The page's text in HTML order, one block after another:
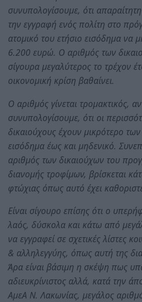
συνυπολογίσουμε, ότι
την εγγραφή ενός πολίτη στο
ατομικό του ετήσιο εισόδημα να
6.200 ευρώ. Ο αριθμός των
σίγουρα μεγαλύτερος το τρέχον
οικονομική κρίση βαθαίνει.
Ο αριθμός γίνεται τρομακτικός, αν
συνυπολογίσουμε, ότι οι
δικαιούχους έχουν μικρότερο
εισόδημα έως και μηδενικό.
αριθμός των δικαιούχων του
διανομής τροφίμων, βρίσκεται
φτώχιας όπως αυτό έχει
Είναι σίγουρο επίσης ότι ο
λαός, δύσκολα και κάτω από
να εγγραφεί σε σχετικές λίστες
& αλληλεγγύης, όπως αυτή της
Άρα είναι βάσιμη η σκέψη πως
αδιευκρίνιστος αλλά, κατά την
ΑμεΑ Ν. Λακωνίας, μεγάλος